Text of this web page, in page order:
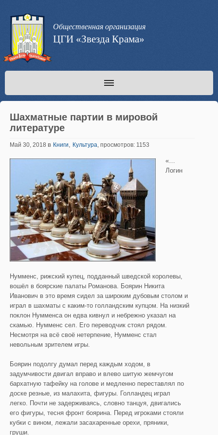
Общественная организация
ЦГИ «Звезда Крама»
Шахматные партии в мировой
литературе
Май 30, 2018 в Книги, Культура, просмотров: 1153
«…
Логин
Нумменс, рижский купец, подданный шведской королевы,
вошёл в боярские палаты Романова. Боярин Никита
Иванович в это время сидел за широким дубовым столом и
играл в шахматы с каким-то голландским купцом. На низкий
поклон Нумменса он едва кивнул и небрежно указал на
скамью. Нумменс сел. Его переводчик стоял рядом.
Несмотря на всё своё нетерпение, Нумменс стал
невольным зрителем игры.
Боярин подолгу думал перед каждым ходом, в
задумчивости двигал вправо и влево шитую жемчугом
бархатную тафейку на голове и медленно переставлял по
доске резные, из малахита, фигуры. Голландец играл
легко. Почти не задерживаясь, словно танцуя, двигались
его фигуры, тесня фронт боярина. Перед игроками стояли
кубки с вином, лежали засахаренные орехи, пряники,
груши.